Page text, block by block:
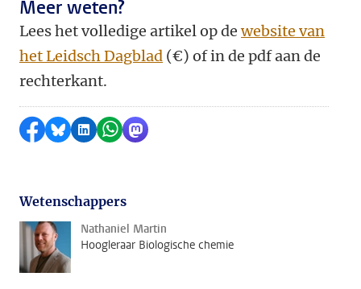
Meer weten?
Lees het volledige artikel op dewebsite van
het Leidsch Dagblad (€) of in de pdf aan de
rechterkant.
Delen op Facebook
Delen via Bluesky
Delen op LinkedIn
Delen via WhatsApp
Delen via Mastodon
Wetenschappers
Nathaniel Martin
Hoogleraar Biologische chemie